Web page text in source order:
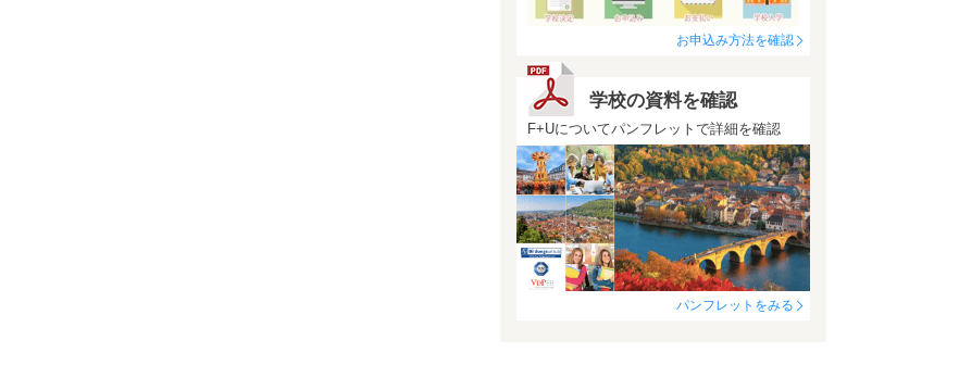
お申込み方法を確認
学校の資料を確認
F+Uについてパンフレットで詳細を確認
パンフレットをみる